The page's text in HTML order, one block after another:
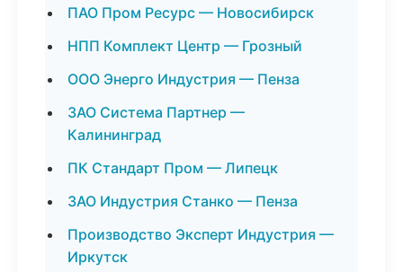
ПАО Пром Ресурс — Новосибирск
НПП Комплект Центр — Грозный
ООО Энерго Индустрия — Пенза
ЗАО Система Партнер —
Калининград
ПК Стандарт Пром — Липецк
ЗАО Индустрия Станко — Пенза
Производство Эксперт Индустрия —
Иркутск